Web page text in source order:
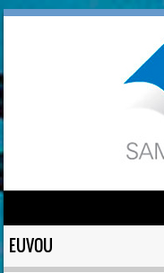
Skip to content
EUVOU